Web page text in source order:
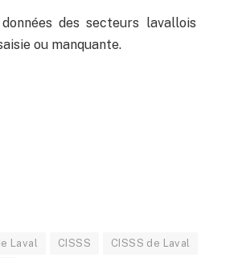
des secteurs lavallois
ou manquante.
Laval CISSS CISSS de Laval